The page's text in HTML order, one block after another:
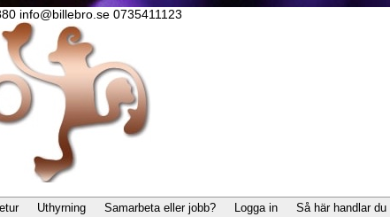
info@billebro.se 0735411123
Uthyrning Samarbeta eller jobb? Logga in Så här handlar du